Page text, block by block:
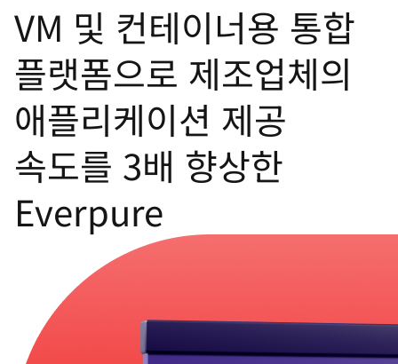
변VM 및 컨테이너용 통합
플랫폼으로 제조업체의
애플리케이션 제공
속도를 3배 향상한
Everpure